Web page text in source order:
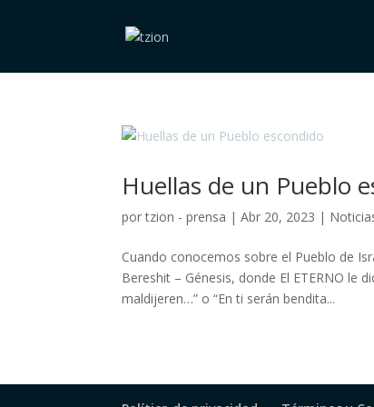
Huellas de un Pueblo
portzion - prensa |Abr 20, 2023 |
Cuando conocemos sobre el Pueblo de
Bereshit – Génesis, donde El ETERNO le
maldijeren…” o “En ti serán bendita...